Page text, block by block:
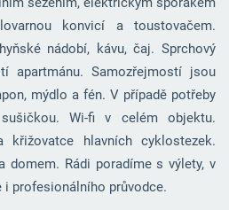
konvicí a toustovačem.
nádobí, kávu, čaj. Sprchový
apartmánu. Samozřejmostí jsou
mýdlo a fén. V případě potřeby
Wi-fi v celém objektu.
křižovatce hlavních cyklostezek.
domem. Rádi poradíme s výlety, v
i profesionálního průvodce.